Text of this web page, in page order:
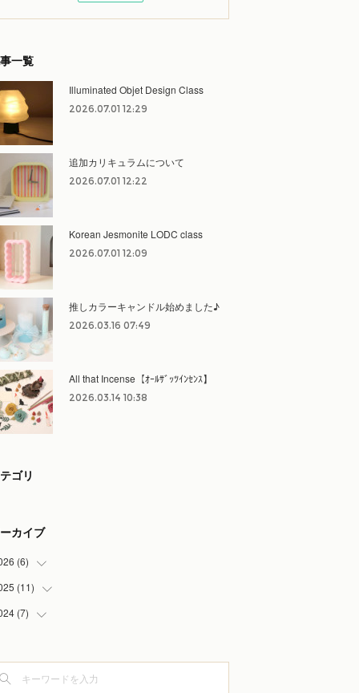
一覧
Illuminated Objet Design Class
2026.07.01 12:29
追加カリキュラムについて
2026.07.01 12:22
Korean Jesmonite LODC class
2026.07.01 12:09
推しカラーキャンドル始めました♪
2026.03.16 07:49
All that Incense【ｵｰﾙｻﾞｯﾂｲﾝｾﾝｽ】
2026.03.14 10:38
ゴリ
カイブ
(6)
(3
(
)
(11)
(
)
(1)
(
(7)
(1)
(